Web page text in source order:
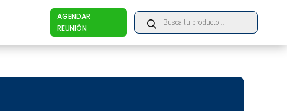
AGENDAR
REUNIÓN
Products
search